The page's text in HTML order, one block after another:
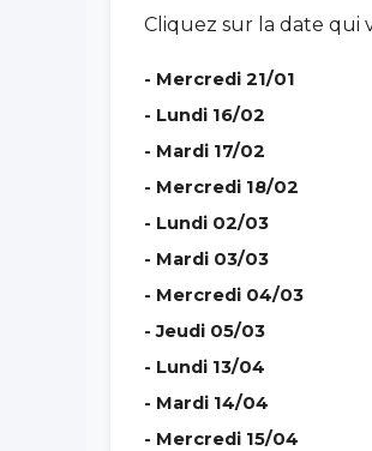
Cliquez sur la date qui
- Mercredi 21/01
- Lundi 16/02
- Mardi 17/02
- Mercredi 18/02
- Lundi 02/03
- Mardi 03/03
- Mercredi 04/03
- Jeudi 05/03
- Lundi 13/04
- Mardi 14/04
- Mercredi 15/04